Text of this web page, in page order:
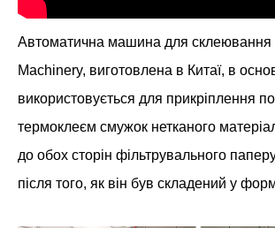
Автоматична машина для склеювання
Machinery, виготовлена ​​в Китаї, в
використовується для прикріплення
термоклеєм смужок нетканого
до обох сторін фільтрувального
після того, як він був складений у